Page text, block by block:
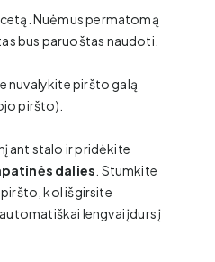
Nuėmus permatomą
bus paruoštas naudoti.
nuvalykite piršto galą
piršto).
ant stalo ir pridėkite
dalies . Stumkite
kol išgirsite
lengvai įdurs į